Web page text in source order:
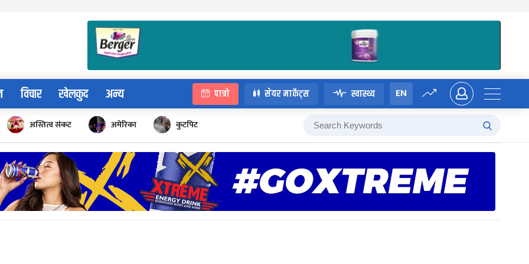
विचार खेलकुद अन्य पात्रो सेयर मार्केट्स स्वास्थ्य EN
अस्तित्व संकट अमेरिका कुटपिट